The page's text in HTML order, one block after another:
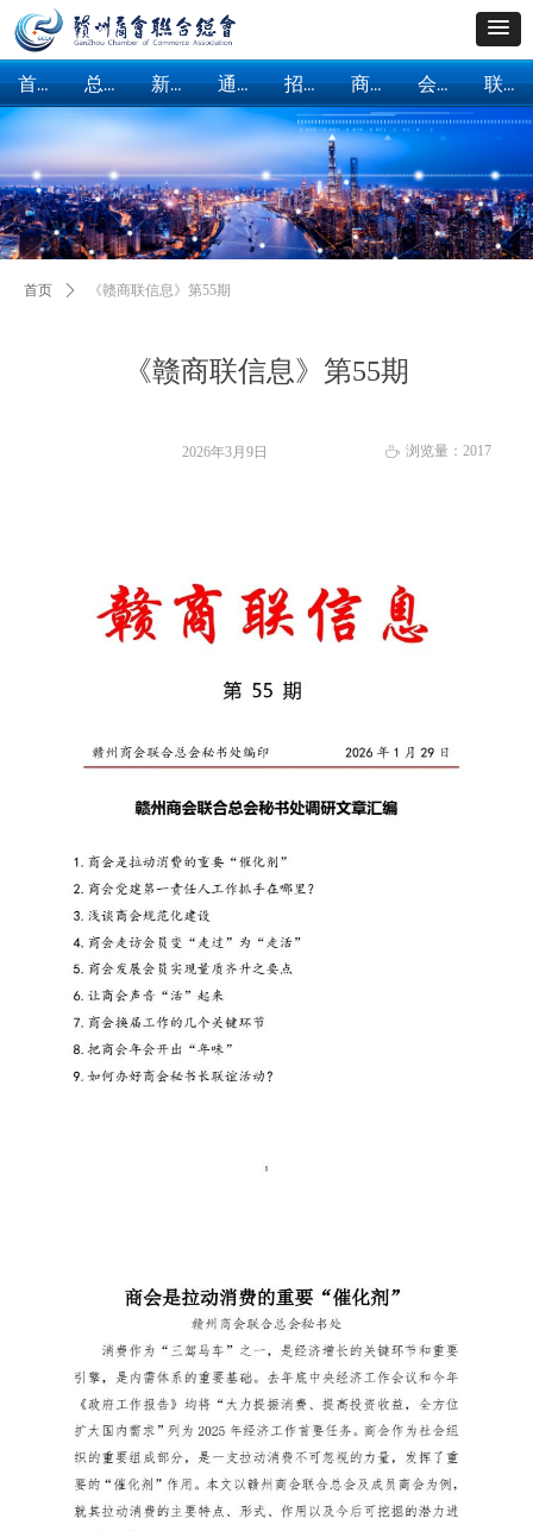
首页 总会概括 新闻中心
新闻中心
通知公告
通知公告
招商引资
招商引资
商会建设
商会建设
会员服务
会员服务
联系我们
《赣商联信息》第55期
首页 ꄲ 《赣商联信息》第55期
2026年3月9日 ꄘ 浏览量： 2017